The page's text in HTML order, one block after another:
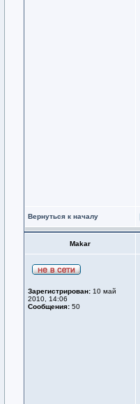
Вернуться к началу
Makar
Зарегистрирован: 10 май
2010, 14:06
Сообщения: 50